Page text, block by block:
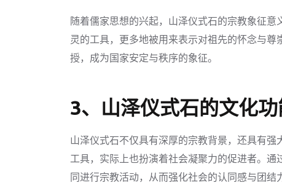
随着儒家思想的兴起，山泽仪式石的宗教象征
灵的工具，更多地被用来表示对祖先的怀念与
授，成为国家安定与秩序的象征。
3、山泽仪式石的文化
山泽仪式石不仅具有深厚的宗教背景，还具有
工具，实际上也扮演着社会凝聚力的促进者。
同进行宗教活动，从而强化社会的认同感与团